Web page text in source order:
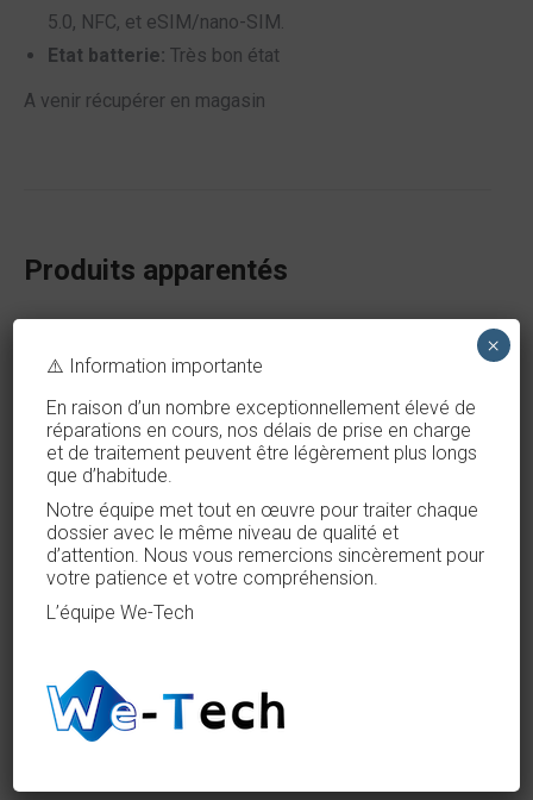
5.0, NFC, et eSIM/nano-SIM.
Etat batterie: Très bon état
A venir récupérer en magasin
Produits apparentés
€ 490,00
iPhone 13 mini - 128GB
reconditionné
€340,00
€260,00
⚠️ Information importante
En raison d’un nombre exceptionnellement élevé de
réparations en cours, nos délais de prise en charge
et de traitement peuvent être légèrement plus longs
que d’habitude.
Notre équipe met tout en œuvre pour traiter chaque
dossier avec le même niveau de qualité et
d’attention. Nous vous remercions sincèrement pour
votre patience et votre compréhension.
L’équipe We-Tech
×